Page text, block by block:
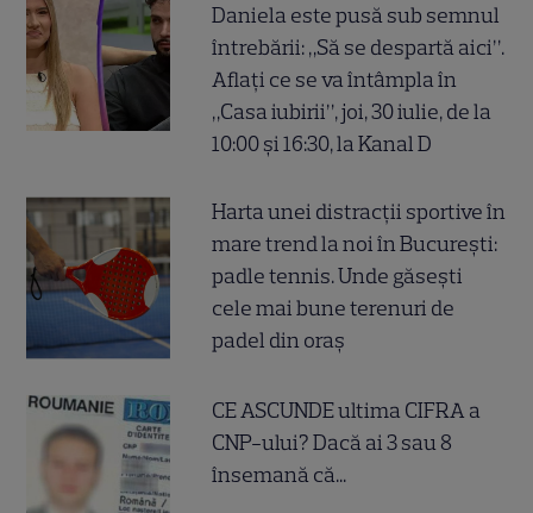
Daniela este pusă sub semnul
întrebării: „Să se despartă aici”.
Aflați ce se va întâmpla în
„Casa iubirii”, joi, 30 iulie, de la
10:00 și 16:30, la Kanal D
Harta unei distracții sportive în
mare trend la noi în București:
padle tennis. Unde găsești
cele mai bune terenuri de
padel din oraș
CE ASCUNDE ultima CIFRA a
CNP-ului? Dacă ai 3 sau 8
însemană că...